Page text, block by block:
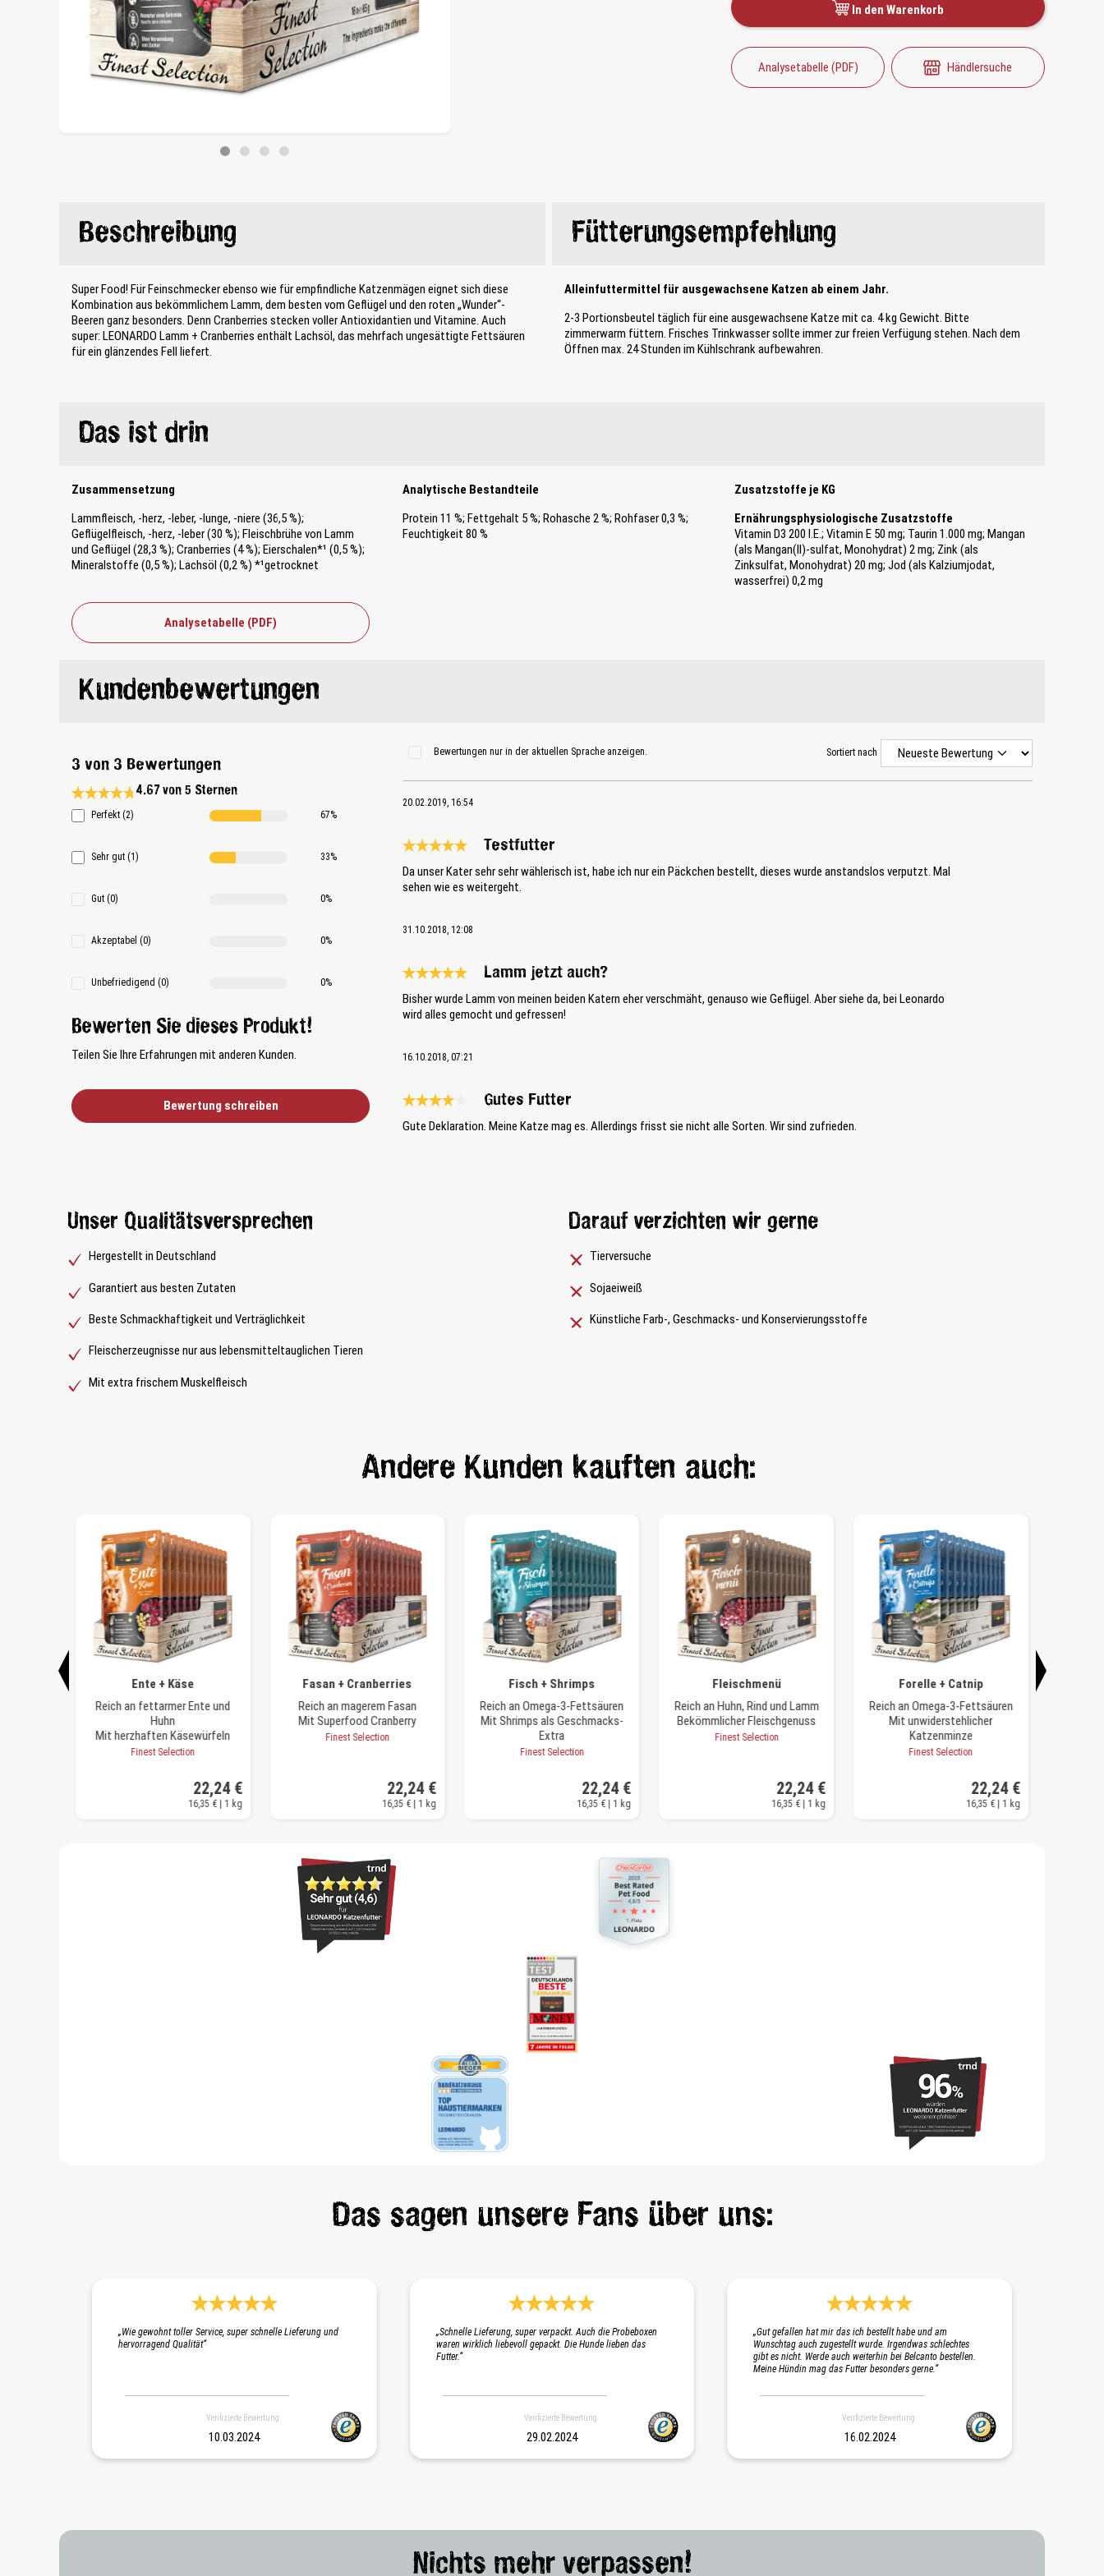
In den Warenkorb
Analysetabelle (PDF) Händlersuche
Beschreibung
Super Food! Für Feinschmecker ebenso wie für empfindliche Katzenmägen eignet sich diese
Kombination aus bekömmlichem Lamm, dem besten vom Geflügel und den roten „Wunder“-
Beeren ganz besonders. Denn Cranberries stecken voller Antioxidantien und Vitamine. Auch
super: LEONARDO Lamm + Cranberries enthält Lachsöl, das mehrfach ungesättigte Fettsäuren
für ein glänzendes Fell liefert.
Fütterungsempfehlung
Alleinfuttermittel für ausgewachsene Katzen ab einem Jahr.
2-3 Portionsbeutel täglich für eine ausgewachsene Katze mit ca. 4 kg Gewicht. Bitte
zimmerwarm füttern. Frisches Trinkwasser sollte immer zur freien Verfügung stehen. Nach dem
Öffnen max. 24 Stunden im Kühlschrank aufbewahren.
Das ist drin
Zusammensetzung
Lammfleisch, -herz, -leber, -lunge, -niere (36,5 %);
Geflügelfleisch, -herz, -leber (30 %); Fleischbrühe von Lamm
und Geflügel (28,3 %); Cranberries (4 %); Eierschalen*¹ (0,5 %);
Mineralstoffe (0,5 %); Lachsöl (0,2 %) *¹getrocknet
Analytische Bestandteile
Protein 11 %; Fettgehalt 5 %; Rohasche 2 %; Rohfaser 0,3 %;
Feuchtigkeit 80 %
Zusatzstoffe je KG
Ernährungsphysiologische Zusatzstoffe
Vitamin D3 200 I.E.; Vitamin E 50 mg; Taurin 1.000 mg; Mangan
(als Mangan(II)-sulfat, Monohydrat) 2 mg; Zink (als
Zinksulfat, Monohydrat) 20 mg; Jod (als Kalziumjodat,
wasserfrei) 0,2 mg
Analysetabelle (PDF)
Kundenbewertungen
3 von 3 Bewertungen
Durchschnittliche Bewertung 4.6 von 5 Sternen
4.67 von 5 Sternen
Perfekt (2) 67%
Sehr gut (1) 33%
Gut (0) 0%
Akzeptabel (0) 0%
Unbefriedigend (0) 0%
Bewerten Sie dieses Produkt!
Teilen Sie Ihre Erfahrungen mit anderen Kunden.
Bewertung schreiben
Bewertungen nur in der aktuellen Sprache anzeigen. Sortiert nach
20.02.2019, 16:54
Testfutter
Da unser Kater sehr sehr wählerisch ist, habe ich nur ein Päckchen bestellt, dieses wurde anstandslos verputzt. Mal
sehen wie es weitergeht.
31.10.2018, 12:08
Lamm jetzt auch?
Bisher wurde Lamm von meinen beiden Katern eher verschmäht, genauso wie Geflügel. Aber siehe da, bei Leonardo
wird alles gemocht und gefressen!
16.10.2018, 07:21
Gutes Futter
Gute Deklaration. Meine Katze mag es. Allerdings frisst sie nicht alle Sorten. Wir sind zufrieden.
Unser Qualitätsversprechen
Hergestellt in Deutschland
Garantiert aus besten Zutaten
Beste Schmackhaftigkeit und Verträglichkeit
Fleischerzeugnisse nur aus lebensmitteltauglichen Tieren
Mit extra frischem Muskelfleisch
Darauf verzichten wir gerne
Tierversuche
Sojaeiweiß
Künstliche Farb-, Geschmacks- und Konservierungsstoffe
Andere Kunden kauften auch:
Ente + Käse
Reich an fettarmer Ente und
Huhn
Mit herzhaften Käsewürfeln
Finest Selection
22,24 €
16,35 € | 1 kg
Fasan + Cranberries
Reich an magerem Fasan
Mit Superfood Cranberry
Finest Selection
22,24 €
16,35 € | 1 kg
Fisch + Shrimps
Reich an Omega-3-Fettsäuren
Mit Shrimps als Geschmacks-
Extra
Finest Selection
22,24 €
16,35 € | 1 kg
Fleischmenü
Reich an Huhn, Rind und Lamm
Bekömmlicher Fleischgenuss
Finest Selection
22,24 €
16,35 € | 1 kg
Forelle + Catnip
Reich an Omega-3-Fettsäuren
Mit unwiderstehlicher
Katzenminze
Finest Selection
22,24 €
16,35 € | 1 kg
Das sagen unsere Fans über uns:
„Wie gewohnt toller Service, super schnelle Lieferung und
hervorragend Qualität“
Verifizierte Bewertung
10.03.2024
„Schnelle Lieferung, super verpackt. Auch die Probeboxen
waren wirklich liebevoll gepackt. Die Hunde lieben das
Futter.“
Verifizierte Bewertung
29.02.2024
„Gut gefallen hat mir das ich bestellt habe und am
Wunschtag auch zugestellt wurde. Irgendwas schlechtes
gibt es nicht. Werde auch weiterhin bei Belcanto bestellen.
Meine Hündin mag das Futter besonders gerne.“
Verifizierte Bewertung
16.02.2024
Nichts mehr verpassen!